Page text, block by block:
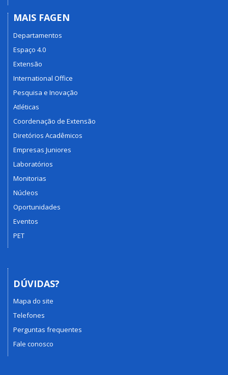
MAIS FAGEN
Departamentos
Espaço 4.0
Extensão
International Office
Pesquisa e Inovação
Atléticas
Coordenação de Extensão
Diretórios Acadêmicos
Empresas Juniores
Laboratórios
Monitorias
Núcleos
Oportunidades
Eventos
PET
DÚVIDAS?
Mapa do site
Telefones
Perguntas frequentes
Fale conosco